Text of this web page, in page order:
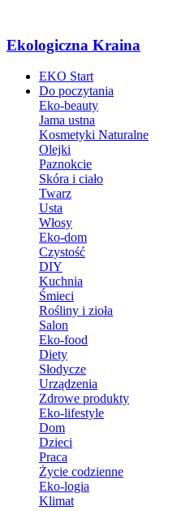
Ekologiczna Kraina
EKO Start
Do poczytania
Eko-beauty
Jama ustna
Kosmetyki Naturalne
Olejki
Paznokcie
Skóra i ciało
Twarz
Usta
Włosy
Eko-dom
Czystość
DIY
Kuchnia
Śmieci
Rośliny i zioła
Salon
Eko-food
Diety
Słodycze
Urządzenia
Zdrowe produkty
Eko-lifestyle
Dom
Dzieci
Praca
Życie codzienne
Eko-logia
Klimat